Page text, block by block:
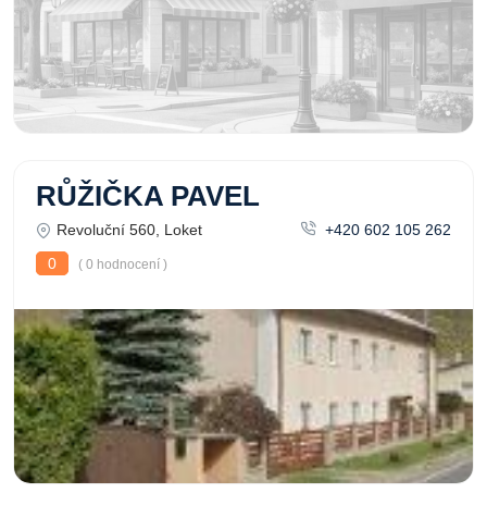
RŮŽIČKA PAVEL
Revoluční 560, Loket
+420 602 105 262
0
( 0 hodnocení )